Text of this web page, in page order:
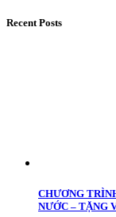
Recent Posts
CHƯƠNG
NƯỚC – TẶNG